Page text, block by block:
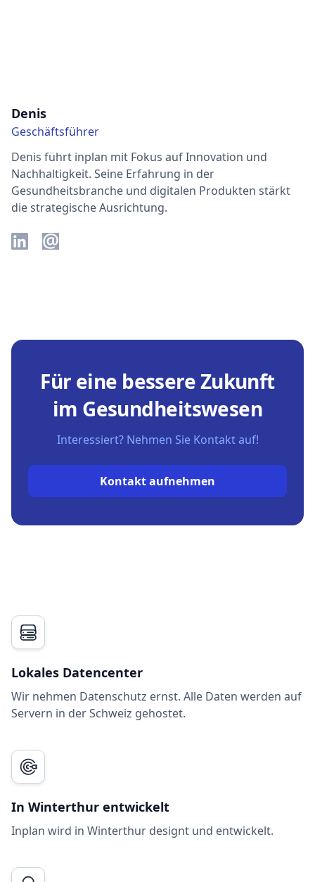
Denis
Geschäftsführer
Denis führt inplan mit Fokus auf Innovation und
Nachhaltigkeit. Seine Erfahrung in der
Gesundheitsbranche und digitalen Produkten stärkt
die strategische Ausrichtung.
Für eine bessere Zukunft
im Gesundheitswesen
Interessiert? Nehmen Sie Kontakt auf!
Kontakt aufnehmen
Lokales Datencenter
Wir nehmen Datenschutz ernst. Alle Daten werden auf
Servern in der Schweiz gehostet.
In Winterthur entwickelt
Inplan wird in Winterthur designt und entwickelt.